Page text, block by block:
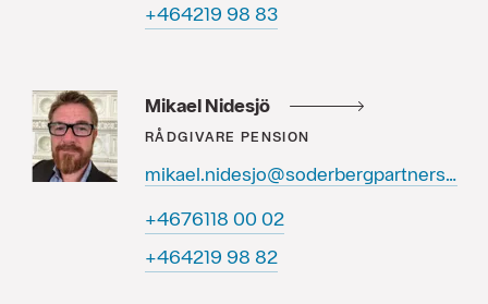
38 89 912464+
Mikael Nidesjö
RÅDGIVARE PENSION
mikael.nidesjo@soderbergpartners.se
20 00 8116764+
28 89 912464+